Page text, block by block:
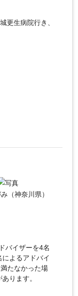
更生病院行き、
（神奈川県）
バイザーを4名
よるアドバイ
たなかった場
ります。